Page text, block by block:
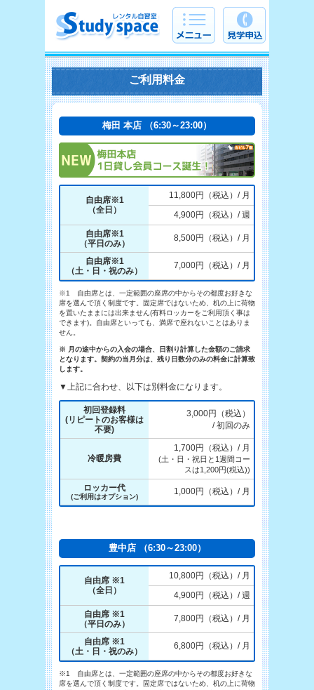
ご利用料金
梅田 本店 （6:30～23:00）
自由席※1
（全日）
11,800円（税込）/ 月
4,900円（税込）/ 週
自由席※1
（平日のみ）
8,500円（税込）/ 月
自由席※1
（土・日・祝のみ）
7,000円（税込）/ 月
※1 自由席とは、一定範囲の座席の中からその都度お好きな
席を選んで頂く制度です。固定席ではないため、机の上に荷物
を置いたままには出来ません(有料ロッカーをご利用頂く事は
できます)。自由席といっても、満席で座れないことはありま
せん。
※ 月の途中からの入会の場合、日割り計算した金額のご請求
となります。契約の当月分は、残り日数分のみの料金に計算致
します。
▼上記に合わせ、以下は別料金になります。
初回登録料
(リピートのお客様は
不要)
3,000円（税込）
/ 初回のみ
冷暖房費
1,700円（税込）/ 月
(土・日・祝日と1週間コー
スは1,200円(税込))
ロッカー代
(ご利用はオプション)
1,000円（税込）/ 月
豊中店 （6:30～23:00）
自由席 ※1
（全日）
10,800円（税込）/ 月
4,900円（税込）/ 週
自由席 ※1
（平日のみ）
7,800円（税込）/ 月
自由席 ※1
（土・日・祝のみ）
6,800円（税込）/ 月
※1 自由席とは、一定範囲の座席の中からその都度お好きな
席を選んで頂く制度です。固定席ではないため、机の上に荷物